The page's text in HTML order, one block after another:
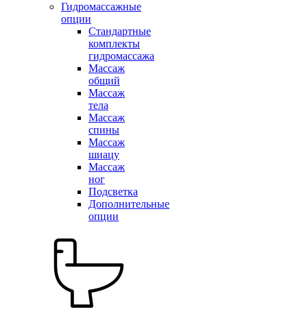
Гидромассажные
опции
Стандартные
комплекты
гидромассажа
Массаж
общий
Массаж
тела
Массаж
спины
Массаж
шиацу
Массаж
ног
Подсветка
Дополнительные
опции